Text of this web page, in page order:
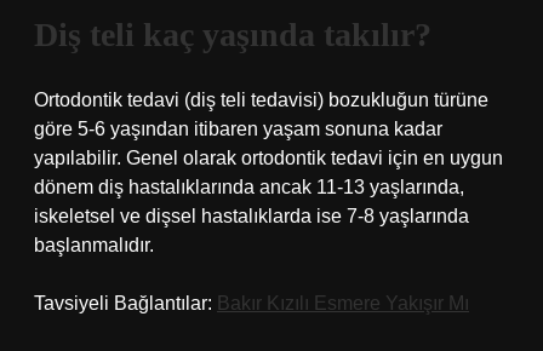
Diş teli kaç yaşında takılır?
Ortodontik tedavi (diş teli tedavisi) bozukluğun türüne
göre 5-6 yaşından itibaren yaşam sonuna kadar
yapılabilir. Genel olarak ortodontik tedavi için en uygun
dönem diş hastalıklarında ancak 11-13 yaşlarında,
iskeletsel ve dişsel hastalıklarda ise 7-8 yaşlarında
başlanmalıdır.
Tavsiyeli Bağlantılar: Bakır Kızılı Esmere Yakışır Mı